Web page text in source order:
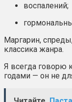
воспалений;
Маргарин,
классика жанра.
Я всегда говорю
годами — он не